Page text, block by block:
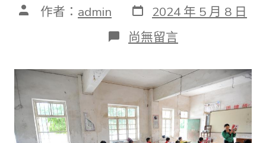
文 作者： admin 發
表
日
期
2024 年 5 月 8 日
在
〈查
養
行
情
阿
誰
趴
尚無留言